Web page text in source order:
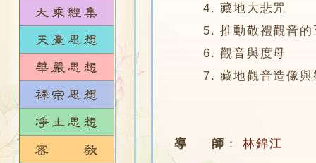
4. 藏地大悲咒
5. 推動敬禮觀音的
6. 觀音與度母
7. 藏地觀音造像與
導 師 ： 林錦江